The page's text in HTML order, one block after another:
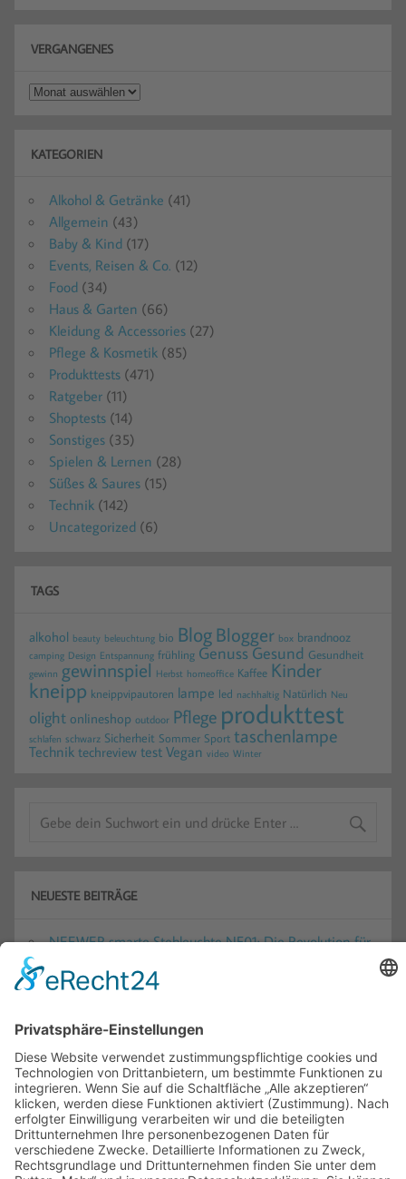
VERGANGENES
Vergangenes
KATEGORIEN
Alkohol & Getränke (41)
Allgemein (43)
Baby & Kind (17)
Events, Reisen & Co. (12)
Food (34)
Haus & Garten (66)
Kleidung & Accessories (27)
Pflege & Kosmetik (85)
Produkttests (471)
Ratgeber (11)
Shoptests (14)
Sonstiges (35)
Spielen & Lernen (28)
Süßes & Saures (15)
Technik (142)
Uncategorized (6)
TAGS
alkohol beauty beleuchtung bio BlogBlogger box brandnooz
camping Design Entspannung frühling GenussGesund Gesundheit
gewinn gewinnspiel Herbst homeoffice Kaffee Kinder
kneipp kneippvipautoren lampe led nachhaltig Natürlich Neu
olight onlineshop outdoor Pflege produkttest
schlafen schwarz Sicherheit Sommer Sport taschenlampe
Technik techreview test Vegan video Winter
NEUESTE BEITRÄGE
NEEWER smarte Stehleuchte NF01: Die Revolution für
dein Smart Home Licht-Setup
Maximale Sicherheit dank ieGeek S7
komplett autark + Gewinnspiel
Der ultimative Sommer-Retter: Levoit Turmventilator
Classic 36 DC im Praxischeck
Wuben X5 im Test: Die ultimative 3-in-1
Taschenlampe für jede Lebenslage?
Das perfekte All-in-One Set für deinen Städtetrip:
Stilvoll durch den Sommer mit Level8